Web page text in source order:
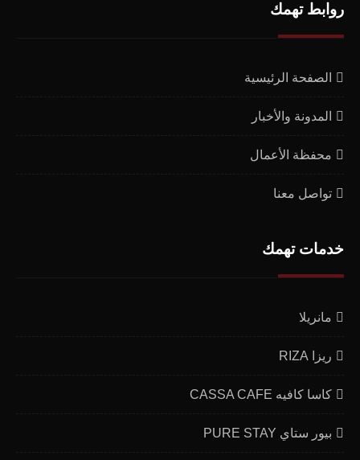
روابط تهمك
الصفحة الرئيسية
المدونة والأخبار
محفظة الأعمال
تواصل معنا
خدمات تهمك
مانريلا
ريزا RIZA
كاسا كافيه CASSA CAFE
بيور ستاي PURE STAY